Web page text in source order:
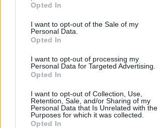
Opted In
I want to opt-out of the Sale of my
Personal Data.
Opted In
I want to opt-out of processing my
Personal Data for Targeted Advertising.
Opted In
I want to opt-out of Collection, Use,
Retention, Sale, and/or Sharing of my
Personal Data that Is Unrelated with the
Purposes for which it was collected.
Opted In
7 Agosto 2020 - 08:45
Escrito por Redaccion
El Gobierno aprueba el uso
de la mascarilla obligatoria
en los espacios cerrados
aunque se mantenga los 1,5
metros